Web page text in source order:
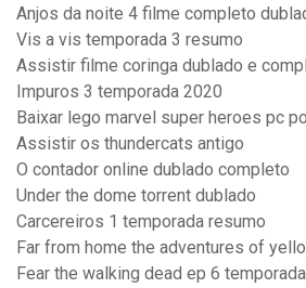
Anjos da noite 4 filme completo
Vis a vis temporada 3 resumo
Assistir filme coringa dublado e
Impuros 3 temporada 2020
Baixar lego marvel super heroes pc
Assistir os thundercats antigo
O contador online dublado completo
Under the dome torrent dublado
Carcereiros 1 temporada resumo
Far from home the adventures of
Fear the walking dead ep 6